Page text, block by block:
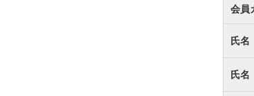
会員
氏名
氏名